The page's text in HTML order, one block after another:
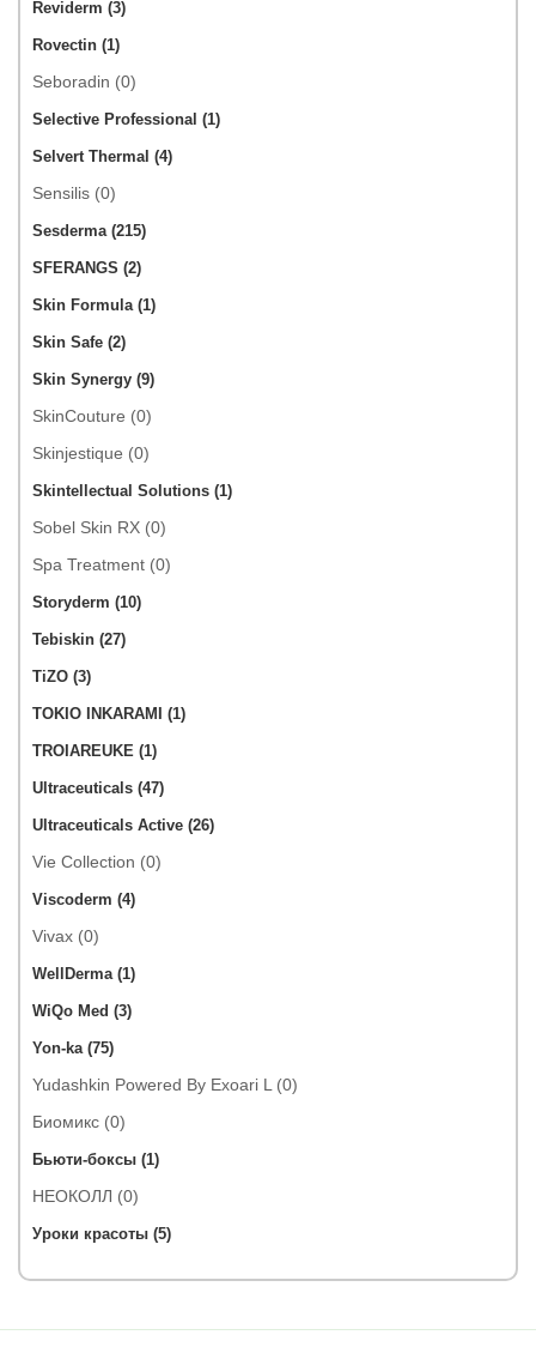
Reviderm (3)
Rovectin (1)
Seboradin (0)
Selective Professional (1)
Selvert Thermal (4)
Sensilis (0)
Sesderma (215)
SFERANGS (2)
Skin Formula (1)
Skin Safe (2)
Skin Synergy (9)
SkinCouture (0)
Skinjestique (0)
Skintellectual Solutions (1)
Sobel Skin RX (0)
Spa Treatment (0)
Storyderm (10)
Tebiskin (27)
TiZO (3)
TOKIO INKARAMI (1)
TROIAREUKE (1)
Ultraceuticals (47)
Ultraceuticals Active (26)
Vie Collection (0)
Viscoderm (4)
Vivax (0)
WellDerma (1)
WiQo Med (3)
Yon-ka (75)
Yudashkin Powered By Exoari L (0)
Биомикс (0)
Бьюти-боксы (1)
НЕОКОЛЛ (0)
Уроки красоты (5)